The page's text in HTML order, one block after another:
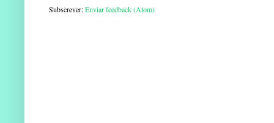
Subscrever:Enviar feedback (Atom)